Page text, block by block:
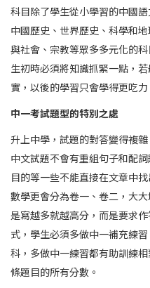
科目除了學生從小學習的中國
中國歷史、世界歷史、科學和
與社會、宗教等眾多多元化的
生初時必須將知識抓緊一點，
實，以後的學習只會學得更吃力
中一考試題型的特別之處
升上中學，試題的對答變得複
中文試題不會有重組句子和配
目的等一些不能直接在文章中
數學更會分為卷一、卷二，大
是寫越多就越高分，而是要求
式，學生必須多做中一補充練
科，多做中一練習都有助訓練
條題目的所有分數。